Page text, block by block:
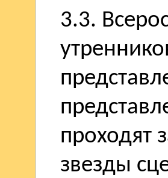
3.3.
проходят
звезды